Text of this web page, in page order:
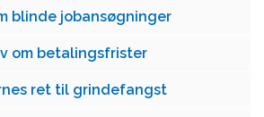
blinde jobansøgninger
om betalingsfrister
ret til grindefangst